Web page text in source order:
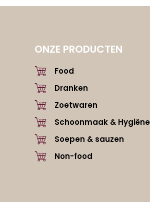
ONZE PRODUCTEN
Food
Dranken
Zoetwaren
Schoonmaak & Hygiëne
Soepen & sauzen
Non-food